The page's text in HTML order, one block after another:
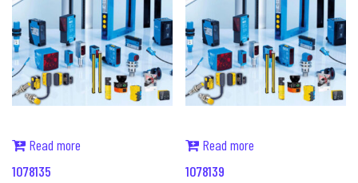
Read more
1078135
Read more
1078139